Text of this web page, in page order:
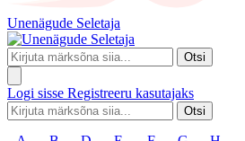
Unenägude Seletaja
Otsi
Logi sisse Registreeru kasutajaks
Otsi